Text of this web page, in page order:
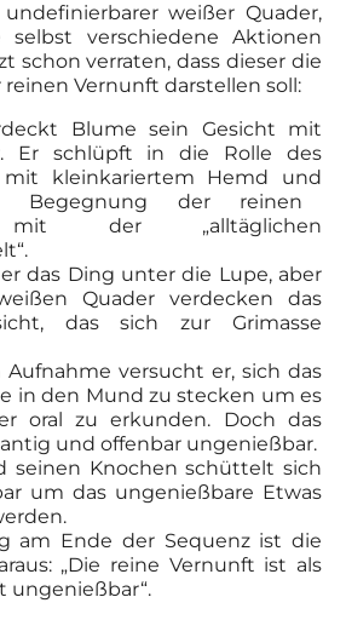
weißer Quader,
verschiedene Aktionen
schon verraten, dass dieser die
Vernunft darstellen soll:
Blume sein Gesicht mit
Er schlüpft in die Rolle des
mit kleinkariertem Hemd und
Begegnung der reinen
mit der „alltäglichen
das Ding unter die Lupe, aber
Quader verdecken das
das sich zur Grimasse
versucht er, sich das
in den Mund zu stecken um es
oral zu erkunden. Doch das
und offenbar ungenießbar.
seinen Knochen schüttelt sich
um das ungenießbare Etwas
am Ende der Sequenz ist die
„Die reine Vernunft ist als
ungenießbar“.